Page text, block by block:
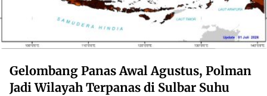
Gelombang Panas Awal Agustus, Polman
Jadi Wilayah Terpanas di Sulbar Suhu